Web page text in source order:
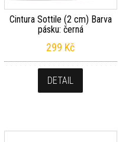
Cintura Sottile (2 cm) Barva
pásku: černá
299 Kč
DETAIL